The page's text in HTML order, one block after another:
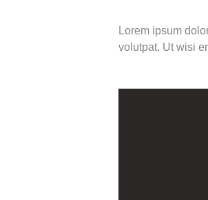
Lorem ipsum
volutpat. Ut wisi